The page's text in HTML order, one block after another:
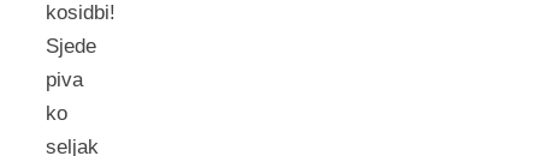
kosidbi!
Sjede
piva
ko
seljak